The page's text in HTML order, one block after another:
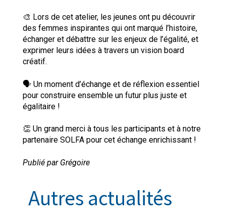
🎨 Lors de cet atelier, les jeunes ont pu découvrir
des femmes inspirantes qui ont marqué l’histoire,
échanger et débattre sur les enjeux de l’égalité, et
exprimer leurs idées à travers un vision board
créatif.
🗣️ Un moment d’échange et de réflexion essentiel
pour construire ensemble un futur plus juste et
égalitaire !
👏 Un grand merci à tous les participants et à notre
partenaire SOLFA pour cet échange enrichissant !
Publié par Grégoire
Autres actualités